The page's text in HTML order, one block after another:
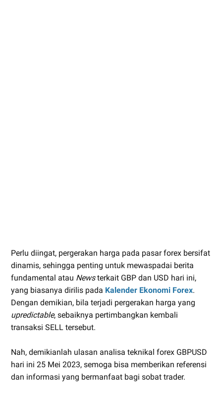
Perlu diingat, pergerakan harga pada pasar forex bersifat
dinamis, sehingga penting untuk mewaspadai berita
fundamental atau Newsterkait GBP dan USD hari ini,
yang biasanya dirilis pada Kalender Ekonomi Forex.
Dengan demikian, bila terjadi pergerakan harga yang
upredictable, sebaiknya pertimbangkan kembali
transaksi SELL tersebut.
Nah, demikianlah ulasan analisa teknikal forex GBPUSD
hari ini 25 Mei 2023, semoga bisa memberikan referensi
dan informasi yang bermanfaat bagi sobat trader.